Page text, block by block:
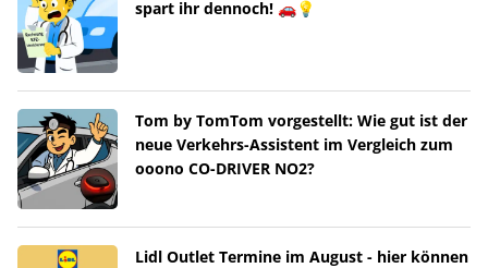
spart ihr dennoch! 🚗💡
Tom by TomTom vorgestellt: Wie gut ist der
neue Verkehrs-Assistent im Vergleich zum
ooono CO-DRIVER NO2?
Lidl Outlet Termine im August - hier können